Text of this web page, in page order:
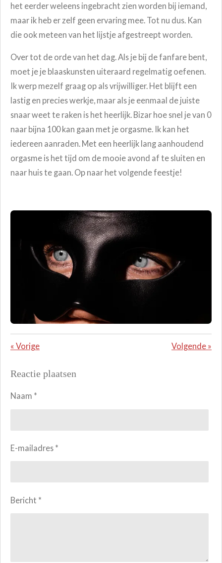
het eerder weleens ingebracht zien worden bij iemand,
maar ik heb er zelf geen ervaring mee. Tot nu dus. Kan
die ook meteen van het lijstje afgestreept worden.
Over tot de orde van het dag. Als je bij de fanfare bent,
moet je je blaaskunsten uiteraard regelmatig oefenen.
Ik werp mezelf graag op als vrijwilliger. Het blijft een
lastig en precies werkje, maar als je eenmaal de juiste
snaar weet te raken is het heerlijk. Bizar hoe snel je van 0
naar bijna 100 kan gaan met je orgasme. Ik kan het
iedereen aanraden. Met een heerlijk lang aanhoudend
orgasme is het tijd om de mooie avond af te sluiten en
naar huis te gaan. Op naar het volgende feestje!
« Vorige Volgende »
Reactie plaatsen
Naam *
E-mailadres *
Bericht *